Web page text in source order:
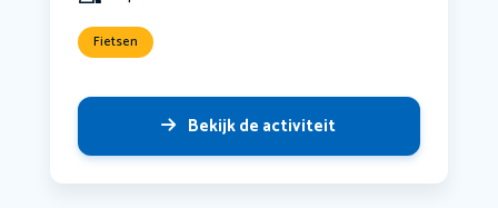
Fietsen
Bekijk de activiteit